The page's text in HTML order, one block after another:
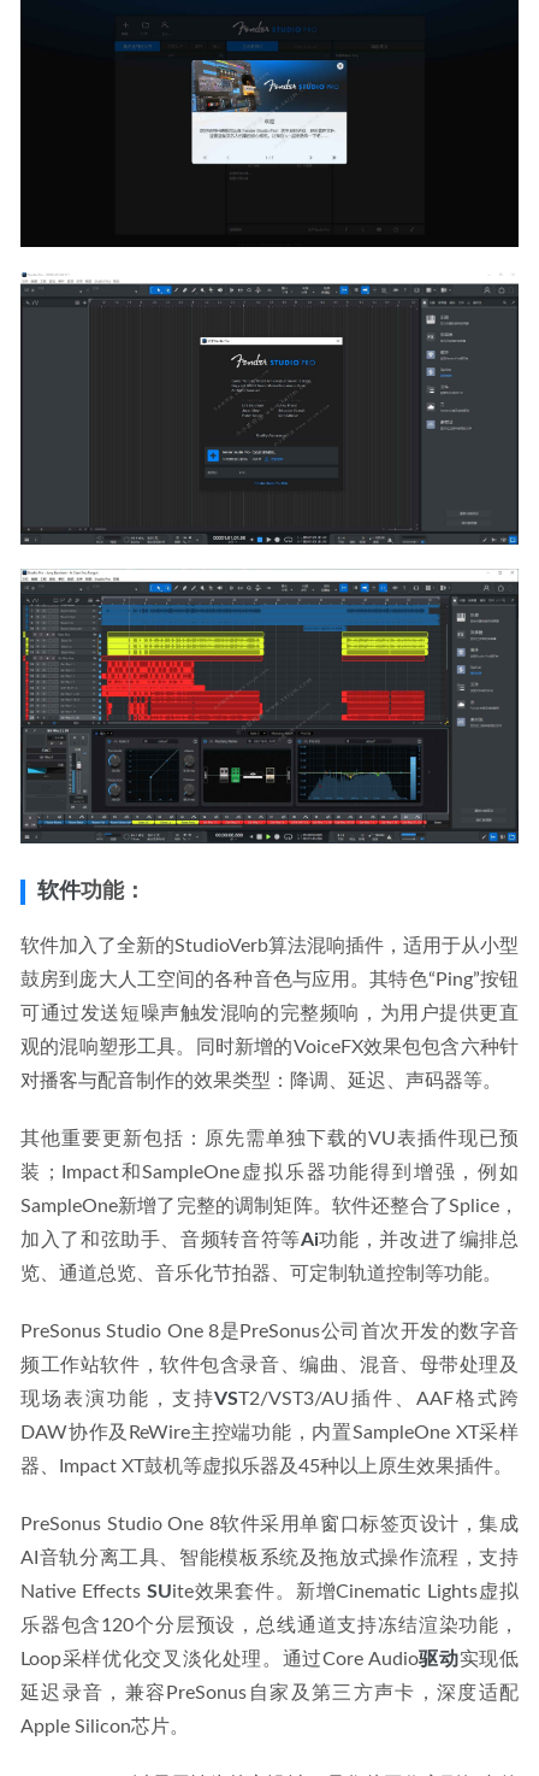
软件功能：
软件加入了全新的StudioVerb算法混响插件，适用于从小型
鼓房到庞大人工空间的各种音色与应用。其特色“Ping”按钮
可通过发送短噪声触发混响的完整频响，为用户提供更直
观的混响塑形工具。同时新增的VoiceFX效果包包含六种针
对播客与配音制作的效果类型：降调、延迟、声码器等。
其他重要更新包括：原先需单独下载的VU表插件现已预
装；Impact和SampleOne虚拟乐器功能得到增强，例如
SampleOne新增了完整的调制矩阵。软件还整合了Splice，
加入了和弦助手、音频转音符等Ai功能，并改进了编排总
览、通道总览、音乐化节拍器、可定制轨道控制等功能。
PreSonus Studio One 8是PreSonus公司首次开发的数字音
频工作站软件，软件包含录音、编曲、混音、母带处理及
现场表演功能，支持VST2/VST3/AU插件、AAF格式跨
DAW协作及ReWire主控端功能，内置SampleOne XT采样
器、Impact XT鼓机等虚拟乐器及45种以上原生效果插件。
PreSonus Studio One 8软件采用单窗口标签页设计，集成
AI音轨分离工具、智能模板系统及拖放式操作流程，支持
Native Effects SUite效果套件。新增Cinematic Lights虚拟
乐器包含120个分层预设，总线通道支持冻结渲染功能，
Loop采样优化交叉淡化处理。通过Core Audio驱动实现低
延迟录音，兼容PreSonus自家及第三方声卡，深度适配
Apple Silicon芯片。